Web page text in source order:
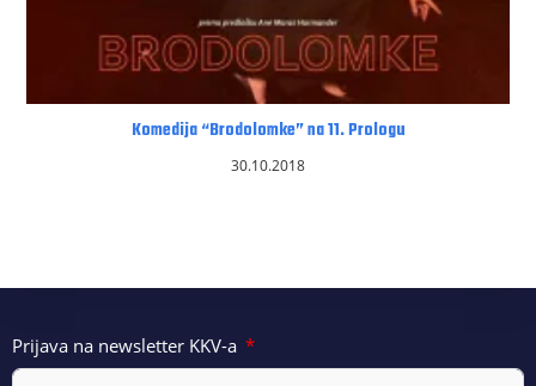
Komedija “Brodolomke” na 11. Prologu
30.10.2018
Prijava na newsletter KKV-a